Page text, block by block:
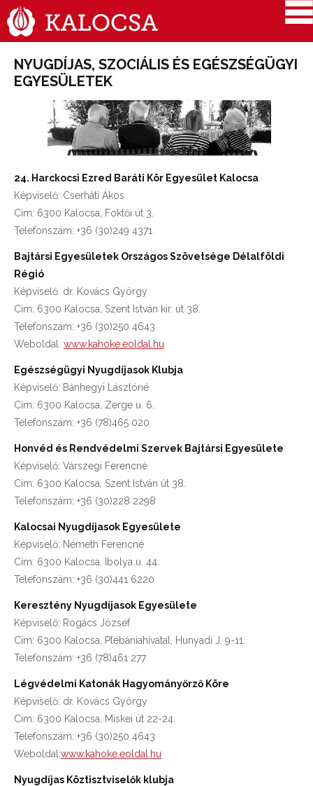
NYUGDÍJAS, SZOCIÁLIS ÉS EGÉSZSÉGÜGYI
EGYESÜLETEK
24. Harckocsi Ezred Baráti Kör Egyesület Kalocsa
Képviselő: Cserháti Ákos
Cím: 6300 Kalocsa, Foktői út 3.
Telefonszám: +36 (30)249 4371
Bajtársi Egyesületek Országos Szövetsége Délalföldi
Régió
Képviselő: dr. Kovács György
Cím: 6300 Kalocsa, Szent István kir. út 38.
Telefonszám: +36 (30)250 4643
Weboldal: www.kahoke.eoldal.hu
Egészségügyi Nyugdíjasok Klubja
Képviselő: Bánhegyi Lászlóné
Cím: 6300 Kalocsa, Zerge u. 6.
Telefonszám: +36 (78)465 020
Honvéd és Rendvédelmi Szervek Bajtársi Egyesülete
Képviselő: Várszegi Ferencné
Cím: 6300 Kalocsa, Szent István út 38.
Telefonszám: +36 (30)228 2298
Kalocsai Nyugdíjasok Egyesülete
Képviselő: Németh Ferencné
Cím: 6300 Kalocsa, Ibolya u. 44.
Telefonszám: +36 (30)441 6220
Keresztény Nyugdíjasok Egyesülete
Képviselő: Rogács József
Cím: 6300 Kalocsa, Plébániahivatal, Hunyadi J. 9-11.
Telefonszám: +36 (78)461 277
Légvédelmi Katonák Hagyományőrző Köre
Képviselő: dr. Kovács György
Cím: 6300 Kalocsa, Miskei út 22-24.
Telefonszám: +36 (30)250 4643
Weboldal:www.kahoke.eoldal.hu
Nyugdíjas Köztisztviselők klubja